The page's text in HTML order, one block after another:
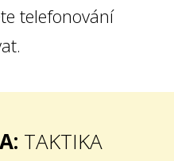
telefonování
TAKTIKA